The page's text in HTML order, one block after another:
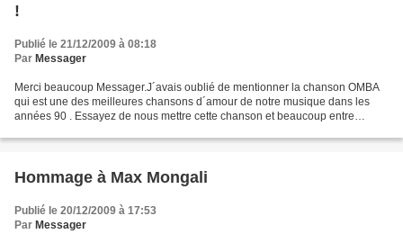
!
Publié le 21/12/2009 à 08:18
Par Messager
Merci beaucoup Messager.J´avais oublié de mentionner la chanson OMBA
qui est une des meilleures chansons d´amour de notre musique dans les
années 90 . Essayez de nous mettre cette chanson et beaucoup entre
Hommage à Max Mongali
Publié le 20/12/2009 à 17:53
Par Messager